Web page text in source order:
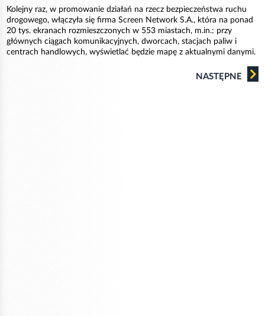
Kolejny raz, w promowanie działań na rzecz bezpieczeństwa ruchu
drogowego, włączyła się firma Screen Network S.A., która na ponad
20 tys. ekranach rozmieszczonych w 553 miastach, m.in.: przy
głównych ciągach komunikacyjnych, dworcach, stacjach paliw i
centrach handlowych, wyświetlać będzie mapę z aktualnymi danymi.
NASTĘPNE